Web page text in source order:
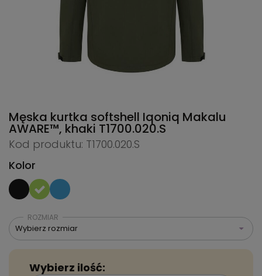
Męska kurtka softshell Iqoniq Makalu
AWARE™, khaki T1700.020.S
Kod produktu: T1700.020.S
Kolor
ROZMIAR
Wybierz rozmiar
Wybierz ilość: